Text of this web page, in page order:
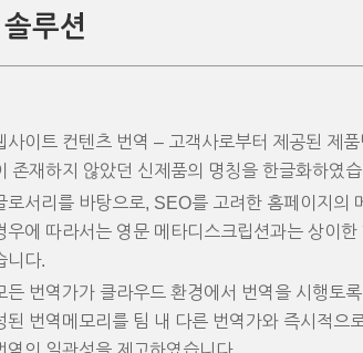
솔루션
사이트 컨텐츠 번역 – 고객사로부터 제공된 제
존재하지 않았던 신제품의 명칭을 한글화하였
로서리를 바탕으로, SEO를 고려한 홈페이지의
우에 따라서는 영문 메타디스크립션과는 상이
니다.
든 번역가가 클라우드 환경에서 번역을 시행토
된 번역메모리를 팀 내 다른 번역가와 즉시적으